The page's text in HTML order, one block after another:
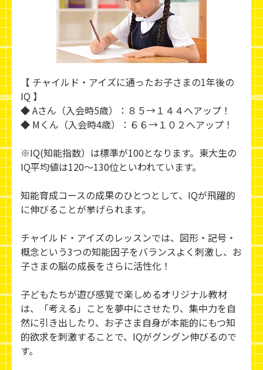
【 チャイルド・アイズに通ったお子さまの1年後の
IQ 】
◆ Aさん（入会時5歳）：８５→１４４へアップ！
◆ Mくん（入会時4歳）：６６→１０２へアップ！
※IQ(知能指数）は標準が100となります。東大生の
IQ平均値は120～130位といわれています。
知能育成コースの成果のひとつとして、IQが飛躍的
に伸びることが挙げられます。
チャイルド・アイズのレッスンでは、図形・記号・
概念という3つの知能因子をバランスよく刺激し、お
子さまの脳の成長をさらに活性化！
子どもたちが遊び感覚で楽しめるオリジナル教材
は、「考える」ことを夢中にさせたり、集中力を自
然に引き出したり、お子さま自身が本能的にもつ知
的欲求を刺激することで、IQがグングン伸びるので
す。